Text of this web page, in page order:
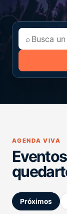
⌕
AGENDA VIVA
Próximos